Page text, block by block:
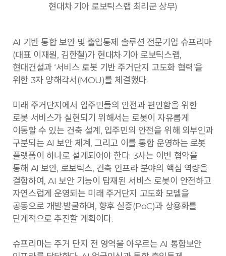
현대차·기아 로보틱스랩 최리군 상무)
AI 기반 통합 보안 및 출입통제 솔루션 전문기업 슈프리마
(대표 이재원, 김한철)가 현대차·기아 로보틱스랩,
현대건설과 ‘서비스 로봇 기반 주거단지 고도화 협력’을
위한 3자 양해각서(MOU)를 체결했다.
미래 주거단지에서 입주민들의 안전과 편안함을 위한
로봇 서비스가 실현되기 위해서는 로봇이 자유롭게
이동할 수 있는 건축 설계, 입주민의 안전을 위해 외부인과
구분되는 AI 보안 체계, 그리고 이를 통합 운영하는 로봇
플랫폼이 하나로 설계되어야 한다. 3사는 이번 협약을
통해 AI 보안, 로보틱스, 건축 인프라 분야의 핵심 역량을
결합하여, AI 보안 기능이 탑재된 서비스 로봇이 안전하고
자연스럽게 운영되는 미래 주거단지 고도화 모델을
공동으로 개발·발굴하며, 향후 실증(PoC)과 상용화를
단계적으로 추진할 계획이다.
슈프리마는 주거 단지 전 영역을 아우르는 AI 통합보안